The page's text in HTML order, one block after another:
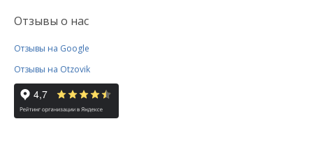
Отзывы о нас
Отзывы на Google
Отзывы на Otzovik